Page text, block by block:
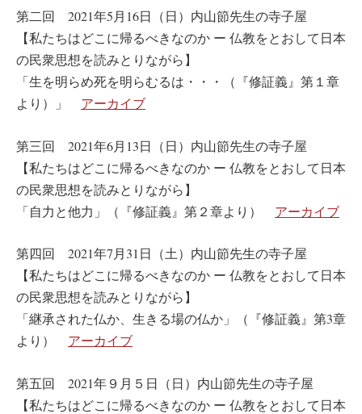
第二回 2021年5月16日（日）内山節先生の寺子屋
【私たちはどこに帰るべきなのか ー 仏教をとおして日本
の民衆思想を読みとりながら】
「生を明らめ死を明らむるは・・・（『修証義』第１章
より）」 アーカイブ
第三回 2021年6月13日（日）内山節先生の寺子屋
【私たちはどこに帰るべきなのか ー 仏教をとおして日本
の民衆思想を読みとりながら】
「自力と他力」（『修証義』第２章より） アーカイブ
第四回 2021年7月31日（土）内山節先生の寺子屋
【私たちはどこに帰るべきなのか ー 仏教をとおして日本
の民衆思想を読みとりながら】
「継承された仏か、生きる場の仏か」（『修証義』第3章
より） アーカイブ
第五回 2021年９月５日（日）内山節先生の寺子屋
【私たちはどこに帰るべきなのか ー 仏教をとおして日本